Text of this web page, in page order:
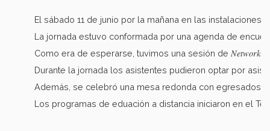
El sábado 11 de junio por la mañana en las
La jornada estuvo conformada por una agenda de
Como era de esperarse, tuvimos una sesión de
Durante la jornada los asistentes pudieron optar por
Además, se celebró una mesa redonda con egresados
Los programas de eduación a distancia iniciaron en el